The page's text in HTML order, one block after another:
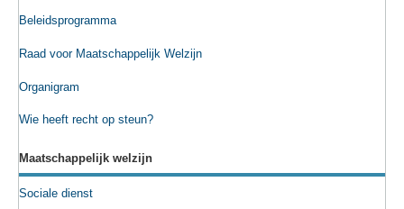
Beleidsprogramma
Raad voor Maatschappelijk Welzijn
Organigram
Wie heeft recht op steun?
Maatschappelijk welzijn
Sociale dienst